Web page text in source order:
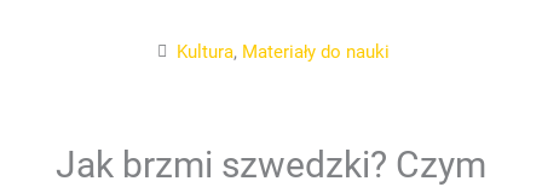
Kultura, Materiały do nauki
Jak brzmi szwedzki? Czym